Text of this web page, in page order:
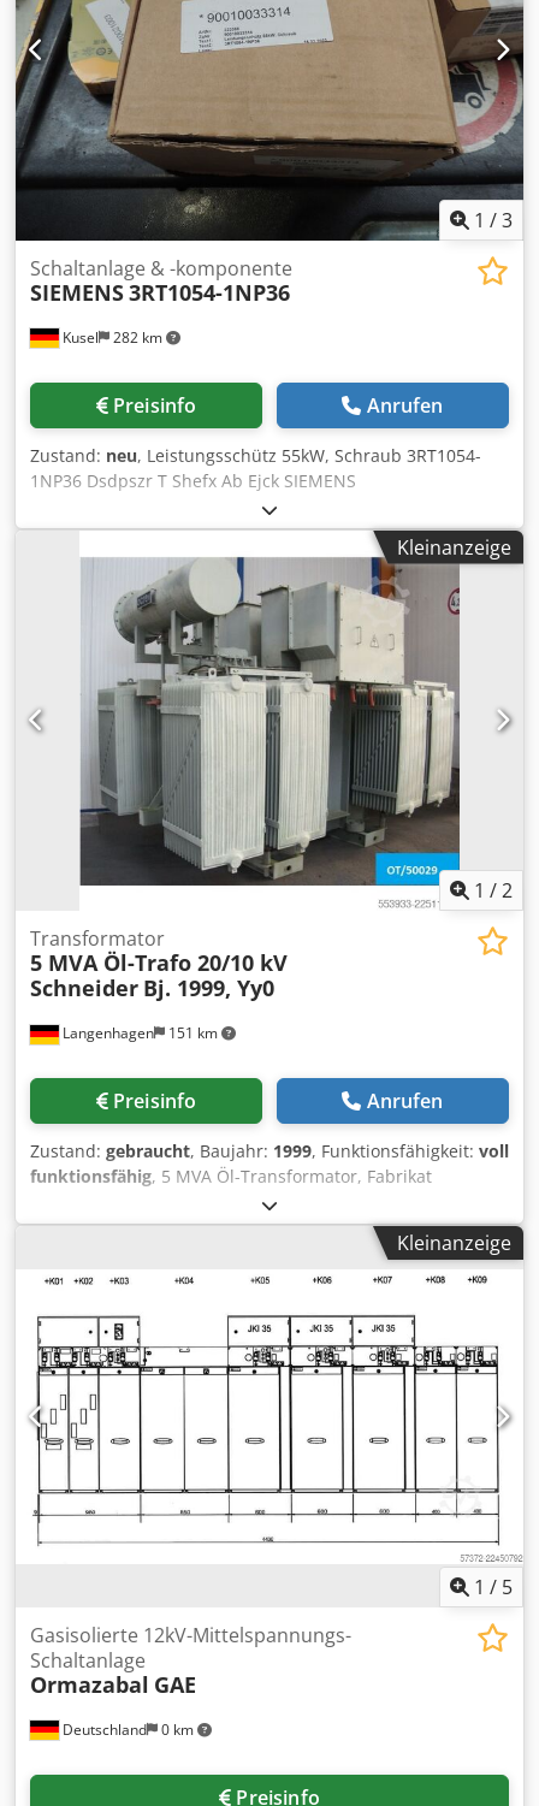
1 /3
Kusel 282 km
Schaltanlage & -komponente
SIEMENS3RT1054-1NP36
Preisinfo Anrufen
Zustand: neu, Leistungsschütz 55kW, Schraub 3RT1054-
1NP36 Dsdpszr T Shefx Ab Ejck SIEMENS
Kleinanzeige
1 /2
Langenhagen 151 km
Transformator
5 MVA Öl-Trafo 20/10 kV
Schneider Bj. 1999, Yy0
Preisinfo Anrufen
Zustand: gebraucht, Baujahr: 1999, Funktionsfähigkeit: voll
funktionsfähig, 5 MVA Öl-Transformator, Fabrikat
Schneider, Baujahr 1999, 20 +- 5 % / 10 kV, Schaltgruppe
Yy0, war bis 07/2026 im Einsatz; Dcjdpozr Ur Asfx Ab Esk
mit Ausdehner, Buchholzrelais, Luftentfeuchter,
Zeigerthermometer
Kleinanzeige
1 / 5
Deutschland 0 km
Gasisolierte 12kV-Mittelspannungs-
Schaltanlage
Ormazabal GAE
Preisinfo